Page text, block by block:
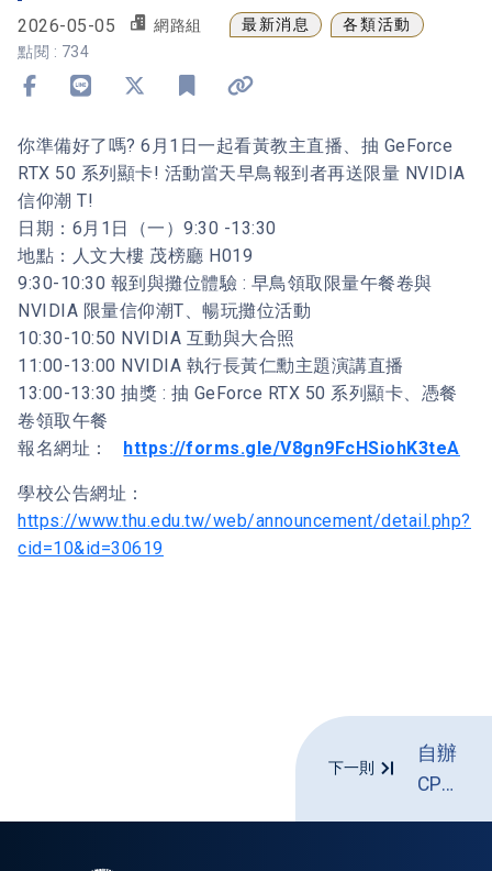
2026-05-05 網路組 最新消息
各類活動
點閱 : 734
你準備好了嗎? 6月1日一起看黃教主直播、抽 GeForce
RTX 50 系列顯卡! 活動當天早鳥報到者再送限量 NVIDIA
信仰潮 T!
日期：6月1日（一）9:30 -13:30
地點：人文大樓 茂榜廳 H019
9:30-10:30 報到與攤位體驗 : 早鳥領取限量午餐卷與
NVIDIA 限量信仰潮T、暢玩攤位活動
10:30-10:50 NVIDIA 互動與大合照
11:00-13:00 NVIDIA 執行長黃仁勳主題演講直播
13:00-13:30 抽獎 : 抽 GeForce RTX 50 系列顯卡、憑餐
卷領取午餐
報名網址：
https://forms.gle/V8gn9FcHSiohK3teA
學校公告網址：
https://www.thu.edu.tw/web/announcement/detail.php?
cid=10&id=30619
下一則
自辦
CPE